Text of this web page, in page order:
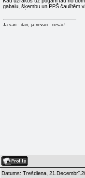
gabalu, šķembu un PPŠ čaulītēm
Ja vari - dari, ja nevari - nesāc!
Datums: Trešdiena,